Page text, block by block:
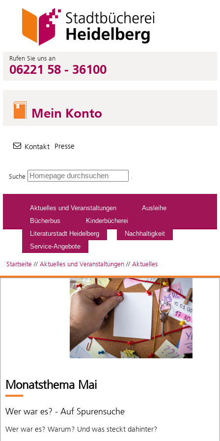
Rufen Sie uns an
06221 58 - 36100
Mein Konto
Kontakt Presse
Suche
Aktuelles und Veranstaltungen
Ausleihe
Bücherbus
Kinderbücherei
Literaturstadt Heidelberg
Nachhaltigkeit
Service-Angebote
Startseite // Aktuelles und Veranstaltungen // Aktuelles
Monatsthema Mai
Wer war es? - Auf Spurensuche
Wer war es? Warum? Und was steckt dahinter?